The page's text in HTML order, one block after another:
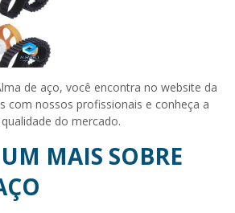
de aço, você encontra no website da
com nossos profissionais e conheça a
do mercado.
MAIS SOBRE